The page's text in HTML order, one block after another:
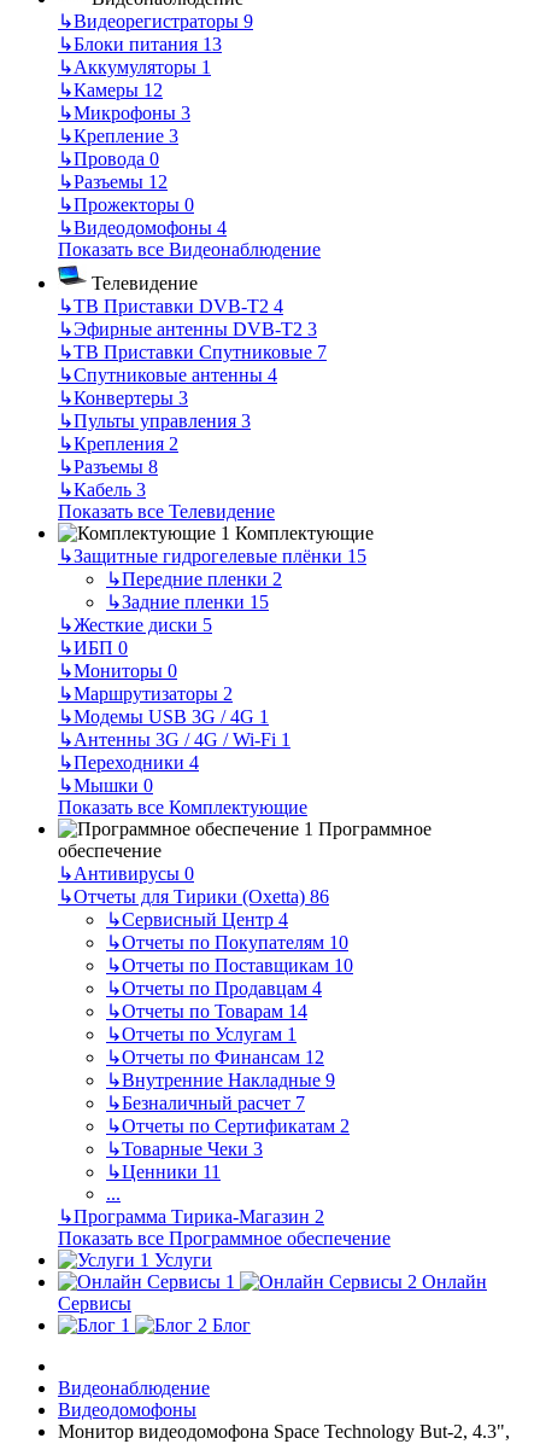
↳Видеорегистраторы 9
↳Блоки питания 13
↳Аккумуляторы 1
↳Камеры 12
↳Микрофоны 3
↳Крепление 3
↳Провода 0
↳Разъемы 12
↳Прожекторы 0
↳Видеодомофоны 4
Показать все Видеонаблюдение
Телевидение
↳ТВ Приставки DVB-T2 4
↳Эфирные антенны DVB-T2 3
↳ТВ Приставки Спутниковые 7
↳Спутниковые антенны 4
↳Конвертеры 3
↳Пульты управления 3
↳Крепления 2
↳Разъемы 8
↳Кабель 3
Показать все Телевидение
Комплектующие
↳Защитные гидрогелевые плёнки 15
↳Передние пленки 2
↳Задние пленки 15
↳Жесткие диски 5
↳ИБП 0
↳Мониторы 0
↳Маршрутизаторы 2
↳Модемы USB 3G / 4G 1
↳Антенны 3G / 4G / Wi-Fi 1
↳Переходники 4
↳Мышки 0
Показать все Комплектующие
Программное
обеспечение
↳Антивирусы 0
↳Отчеты для Тирики (Oxetta) 86
↳Сервисный Центр 4
↳Отчеты по Покупателям 10
↳Отчеты по Поставщикам 10
↳Отчеты по Продавцам 4
↳Отчеты по Товарам 14
↳Отчеты по Услугам 1
↳Отчеты по Финансам 12
↳Внутренние Накладные 9
↳Безналичный расчет 7
↳Отчеты по Сертификатам 2
↳Товарные Чеки 3
↳Ценники 11
...
↳Программа Тирика-Магазин 2
Показать все Программное обеспечение
Услуги
Онлайн
Сервисы
Блог
Видеонаблюдение
Видеодомофоны
Монитор видеодомофона Space Technology But-2, 4.3",